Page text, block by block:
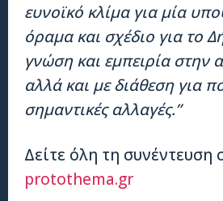
ευνοϊκό κλίμα για μία
όραμα και σχέδιο για το
γνώση και εμπειρία στην
αλλά και με διάθεση για
σημαντικές αλλαγές.”
Δείτε όλη τη συνέντευση
protothema.gr